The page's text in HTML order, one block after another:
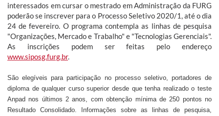
interessados em cursar o mestrado em Administração da FURG
poderão se inscrever para o Processo Seletivo 2020/1, até o dia
24 de fevereiro. O programa contempla as linhas de pesquisa
"Organizações, Mercado e Trabalho" e "Tecnologias Gerenciais".
As inscrições podem ser feitas pelo endereço
www.siposg.furg.br.
São elegíveis para participação no processo seletivo, portadores de
diploma de qualquer curso superior desde que tenha realizado o teste
Anpad nos últimos 2 anos, com obtenção mínima de 250 pontos no
Resultado Consolidado. Informações sobre as linhas de pesquisa,